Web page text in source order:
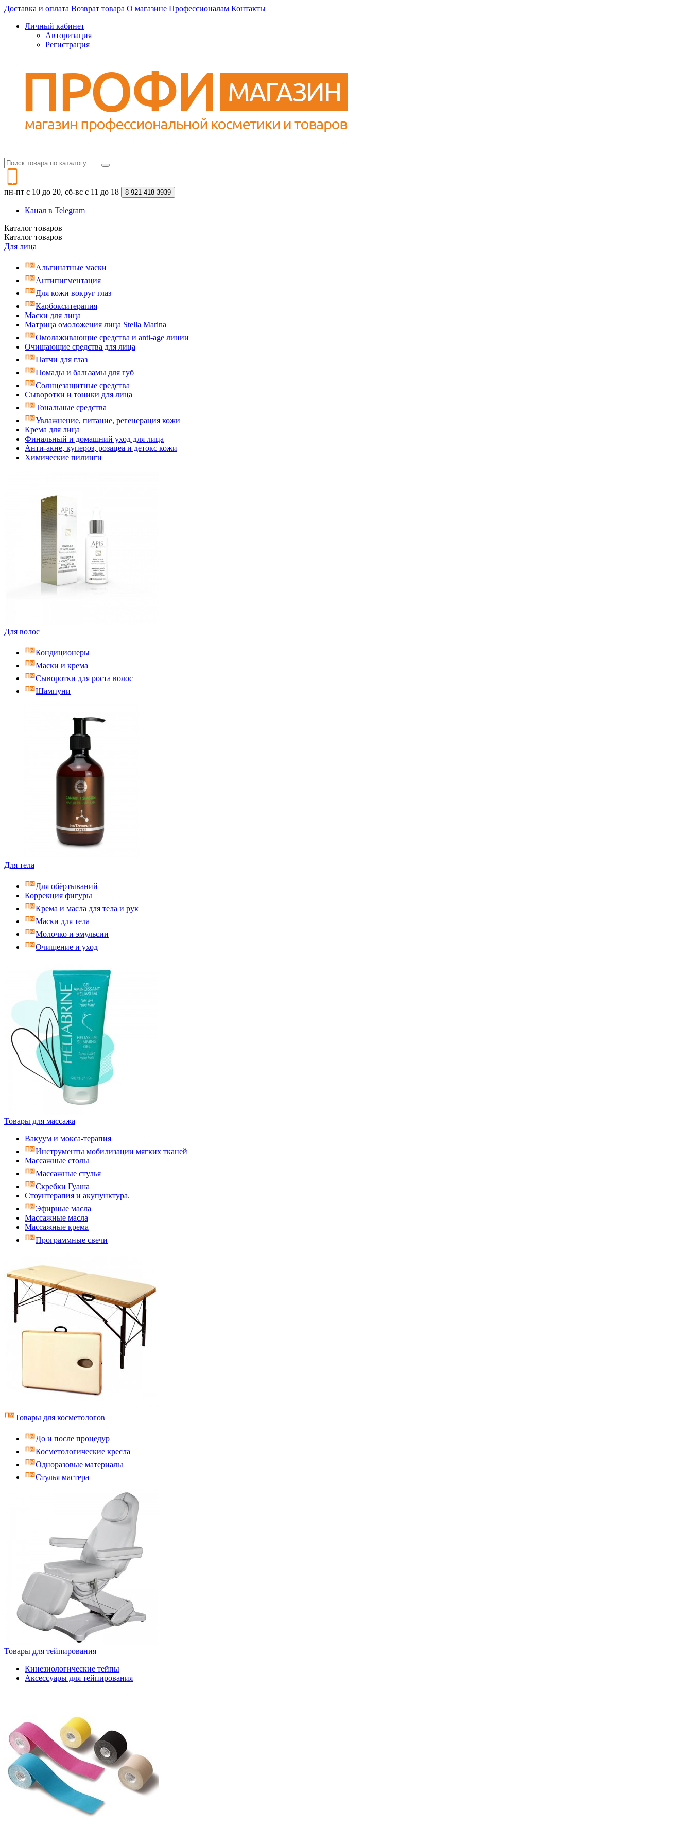
Доставка и оплата Возврат товара О магазине Профессионалам Контакты
Личный кабинет
Авторизация
Регистрация
пн-пт с 10 до 20, сб-вс с 11 до 18 8 921 418 3939
Канал в Telegram
Каталог товаров
Каталог товаров
Для лица
Альгинатные маски
Антипигментация
Для кожи вокруг глаз
Карбокситерапия
Маски для лица
Матрица омоложения лица Stella Marina
Омолаживающие средства и anti-age линии
Очищающие средства для лица
Патчи для глаз
Помады и бальзамы для губ
Солнцезащитные средства
Сыворотки и тоники для лица
Тональные средства
Увлажнение, питание, регенерация кожи
Крема для лица
Финальный и домашний уход для лица
Анти-акне, купероз, розацеа и детокс кожи
Химические пилинги
Для волос
Кондиционеры
Маски и крема
Сыворотки для роста волос
Шампуни
Для тела
Для обёртываний
Коррекция фигуры
Крема и масла для тела и рук
Маски для тела
Молочко и эмульсии
Очищение и уход
Товары для массажа
Вакуум и мокса-терапия
Инструменты мобилизации мягких тканей
Массажные столы
Массажные стулья
Скребки Гуаша
Стоунтерапия и акупунктура.
Эфирные масла
Массажные масла
Массажные крема
Программные свечи
Товары для косметологов
До и после процедур
Косметологические кресла
Одноразовые материалы
Стулья мастера
Товары для тейпирования
Кинезиологические тейпы
Аксессуары для тейпирования